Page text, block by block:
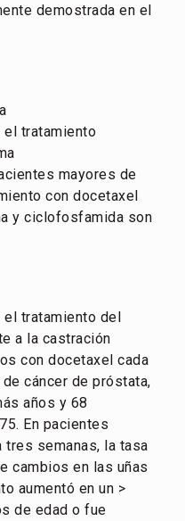
demostrada en el
el tratamiento
mayores de
con docetaxel
y ciclofosfamida son
el tratamiento del
a la castración
con docetaxel cada
cáncer de próstata,
años y 68
En pacientes
semanas, la tasa
cambios en las uñas
aumentó en un >
de edad o fue